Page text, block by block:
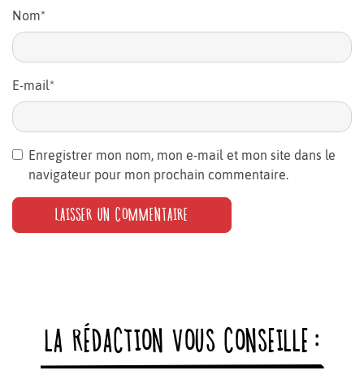
Nom*
E-mail*
Enregistrer mon nom, mon e-mail et mon site dans le
navigateur pour mon prochain commentaire.
LA RÉDACTION VOUS CONSEILLE :